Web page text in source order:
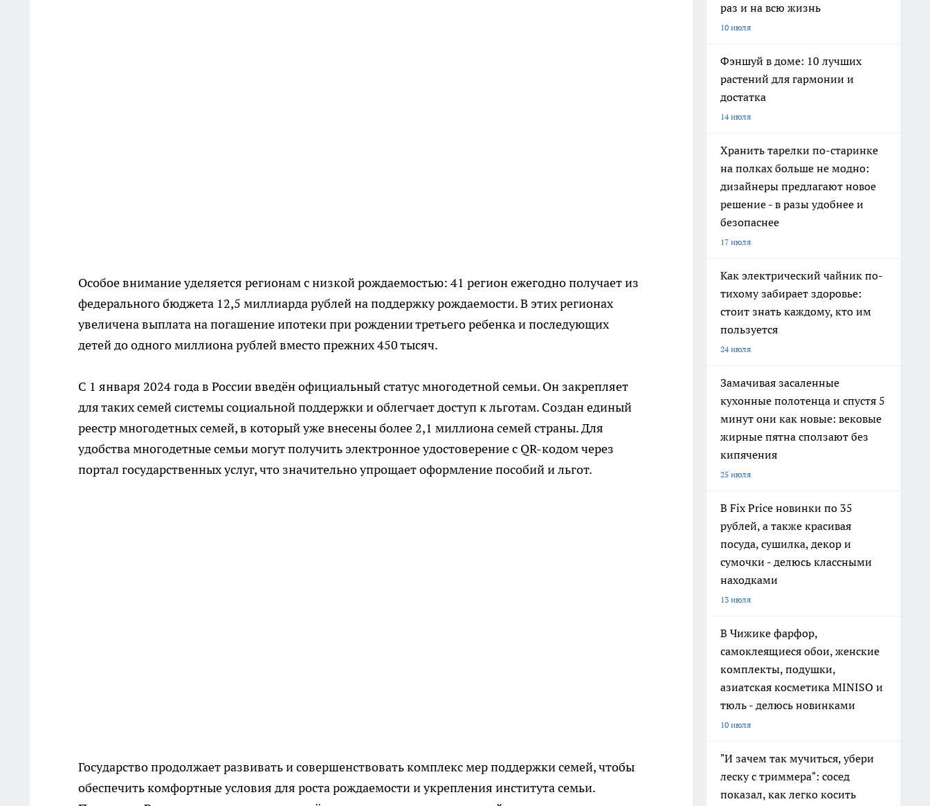
Особое внимание уделяется регионам с низкой рождаемостью: 41 регион ежегодно получает из
федерального бюджета 12,5 миллиарда рублей на поддержку рождаемости. В этих регионах
увеличена выплата на погашение ипотеки при рождении третьего ребенка и последующих
детей до одного миллиона рублей вместо прежних 450 тысяч.
С 1 января 2024 года в России введён официальный статус многодетной семьи. Он закрепляет
для таких семей системы социальной поддержки и облегчает доступ к льготам. Создан единый
реестр многодетных семей, в который уже внесены более 2,1 миллиона семей страны. Для
удобства многодетные семьи могут получить электронное удостоверение с QR-кодом через
портал государственных услуг, что значительно упрощает оформление пособий и льгот.
Государство продолжает развивать и совершенствовать комплекс мер поддержки семей, чтобы
обеспечить комфортные условия для роста рождаемости и укрепления института семьи.
раз и на всю жизнь
10 июля
Фэншуй в доме: 10 лучших
растений для гармонии и
достатка
14 июля
Хранить тарелки по-старинке
на полках больше не модно:
дизайнеры предлагают новое
решение - в разы удобнее и
безопаснее
17 июля
Как электрический чайник по-
тихому забирает здоровье:
стоит знать каждому, кто им
пользуется
24 июля
Замачивая засаленные
кухонные полотенца и спустя 5
минут они как новые: вековые
жирные пятна сползают без
кипячения
25 июля
В Fix Price новинки по 35
рублей, а также красивая
посуда, сушилка, декор и
сумочки - делюсь классными
находками
13 июля
В Чижике фарфор,
самоклеящиеся обои, женские
комплекты, подушки,
азиатская косметика MINISO и
тюль - делюсь новинками
10 июля
"И зачем так мучиться, убери
леску с триммера": сосед
показал, как легко косить